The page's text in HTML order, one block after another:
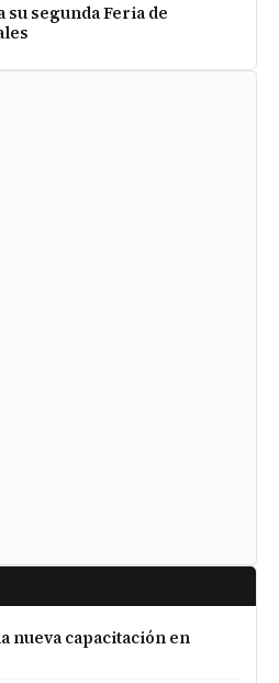
segunda Feria de
nueva capacitación en